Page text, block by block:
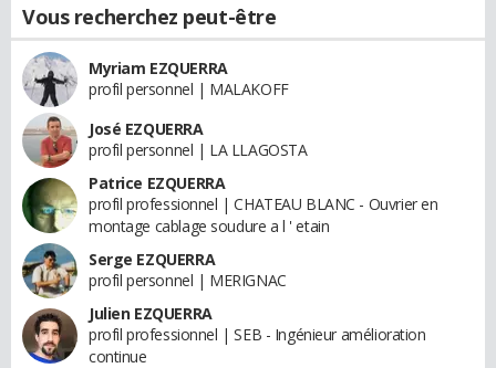
Vous recherchez peut-être
Myriam EZQUERRA
profil personnel | MALAKOFF
José EZQUERRA
profil personnel | LA LLAGOSTA
Patrice EZQUERRA
profil professionnel | CHATEAU BLANC - Ouvrier en
montage cablage soudure a l ' etain
Serge EZQUERRA
profil personnel | MERIGNAC
Julien EZQUERRA
profil professionnel | SEB - Ingénieur amélioration
continue